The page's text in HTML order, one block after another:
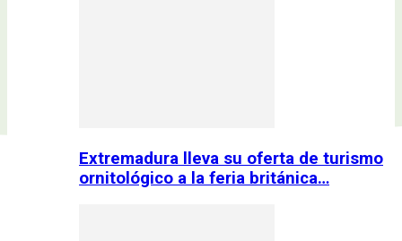
Extremadura lleva su oferta de turismo
ornitológico a la feria británica…